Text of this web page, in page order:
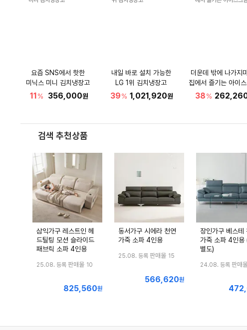
요즘 SNS에서 핫한
미닉스 미니 김치냉장고
11% 356,000원
내일 바로 설치 가능한
LG 1위 김치냉장고
39% 1,021,920원
더운데 밖에 나가지
집에서 즐기는 아이
38%
검색 추천상품
삼익가구 레스트인 헤
드틸팅 모션 슬라이드
패브릭 소파 4인용
25.08. 등록 판매몰 10
최
825,560원
동서가구 시에라 천연
가죽 소파 4인용
25.08. 등록 판매몰 15
최
566,620원
장인가구 베스테
가죽 소파 4인용
별도)
24.08. 등록 판매
최